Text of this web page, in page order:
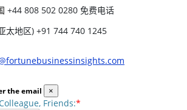
+44 808 502 0280 免费电话
太地区) +91 744 740 1245
the email ×
Friends:*